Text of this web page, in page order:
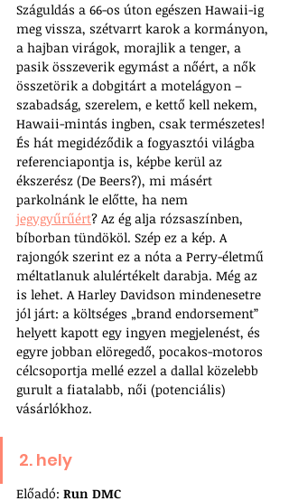
Száguldás a 66-os úton egészen Hawaii-ig
meg vissza, szétvarrt karok a kormányon,
a hajban virágok, morajlik a tenger, a
pasik összeverik egymást a nőért, a nők
összetörik a dobgitárt a motelágyon –
szabadság, szerelem, e kettő kell nekem,
Hawaii-mintás ingben, csak természetes!
És hát megidéződik a fogyasztói világba
referenciapontja is, képbe kerül az
ékszerész (De Beers?), mi másért
parkolnánk le előtte, ha nem
jegygyűrűért? Az ég alja rózsaszínben,
bíborban tündököl. Szép ez a kép. A
rajongók szerint ez a nóta a Perry-életmű
méltatlanuk alulértékelt darabja. Még az
is lehet. A Harley Davidson mindenesetre
jól járt: a költséges „brand endorsement”
helyett kapott egy ingyen megjelenést, és
egyre jobban elöregedő, pocakos-motoros
célcsoportja mellé ezzel a dallal közelebb
gurult a fiatalabb, női (potenciális)
vásárlókhoz.
2. hely
Előadó: Run DMC